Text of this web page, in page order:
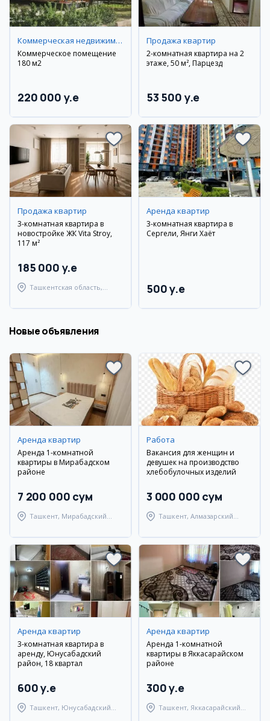
Коммерческая недвижимость
Коммерческое помещение
180 м2
220 000 y.e
Продажа квартир
2-комнатная квартира на 2
этаже, 50 м², Парцезд
53 500 y.e
Продажа квартир
3-комнатная квартира в
новостройке ЖК Vita Stroy,
117 м²
185 000 y.e
Ташкентская область,
Аренда квартир
3-комнатная квартира в
Сергели, Янги Хаёт
500 y.e
Новые объявления
Аренда квартир
Аренда 1-комнатной
квартиры в Мирабадском
районе
7 200 000 сум
Ташкент, Мирабадский
Работа
Вакансия для женщин и
девушек на производство
хлебобулочных изделий
3 000 000 сум
Ташкент, Алмазарский
Аренда квартир
3-комнатная квартира в
аренду, Юнусабадский
район, 18 квартал
600 y.e
Ташкент, Юнусабадский
Аренда квартир
Аренда 1-комнатной
квартиры в Яккасарайском
районе
300 y.e
Ташкент, Яккасарайский